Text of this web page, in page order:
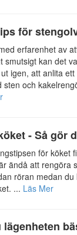
för
erfarenhet av
smutsigt kan det
igen, att anlita
sten och
- Så gör
för köket
ändå att rengöra
röran medan
... Läs Mer
lägenheten